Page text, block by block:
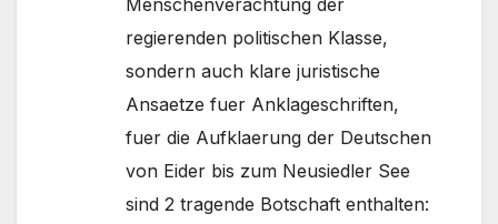
regierenden politischen Klasse,
sondern auch klare juristische
Ansaetze fuer Anklageschriften,
fuer die Aufklaerung der Deutschen
von Eider bis zum Neusiedler See
sind 2 tragende Botschaft enthalten: